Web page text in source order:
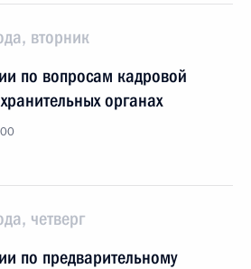
вторник
по вопросам кадровой
органах
четверг
по предварительному